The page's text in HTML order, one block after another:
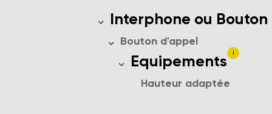
Interphone ou Bouton
Dispositif d'appel situé à
Bouton d'appel
Equipements
Description du bouton
i
Hauteur adaptée